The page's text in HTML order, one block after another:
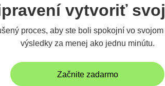
vytvoriť
proces, aby ste boli spokojní vo
výsledky za menej ako jednu minútu.
Začnite zadarmo